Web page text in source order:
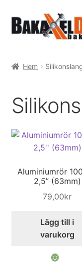
Hoppa
till
Hoppa
till
Tenaci information
Guider & tips
Utcheckning
Köpvillkor och
Hem
Aluminiumrör
2,5” (63mm)
79,00kr
Lägg till i
varukorg